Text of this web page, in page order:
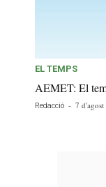
EL TEMPS
AEMET: El
Redacció - 7